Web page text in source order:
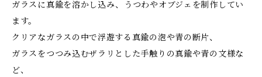
ガラスに真鍮を溶かし込み、うつわやオブジェを制作してい
ます。
クリアなガラスの中で浮遊する真鍮の泡や青の断片、
ガラスをつつみ込むザラリとした手触りの真鍮や青の文様な
ど、